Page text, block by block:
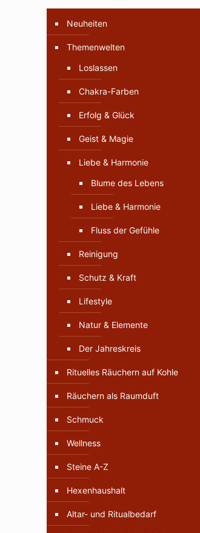
Neuheiten
Themenwelten
Loslassen
Chakra-Farben
Erfolg & Glück
Geist & Magie
Liebe & Harmonie
Blume des Lebens
Liebe & Harmonie
Fluss der Gefühle
Reinigung
Schutz & Kraft
Lifestyle
Natur & Elemente
Der Jahreskreis
Rituelles Räuchern auf Kohle
Räuchern als Raumduft
Schmuck
Wellness
Steine A-Z
Hexenhaushalt
Altar- und Ritualbedarf